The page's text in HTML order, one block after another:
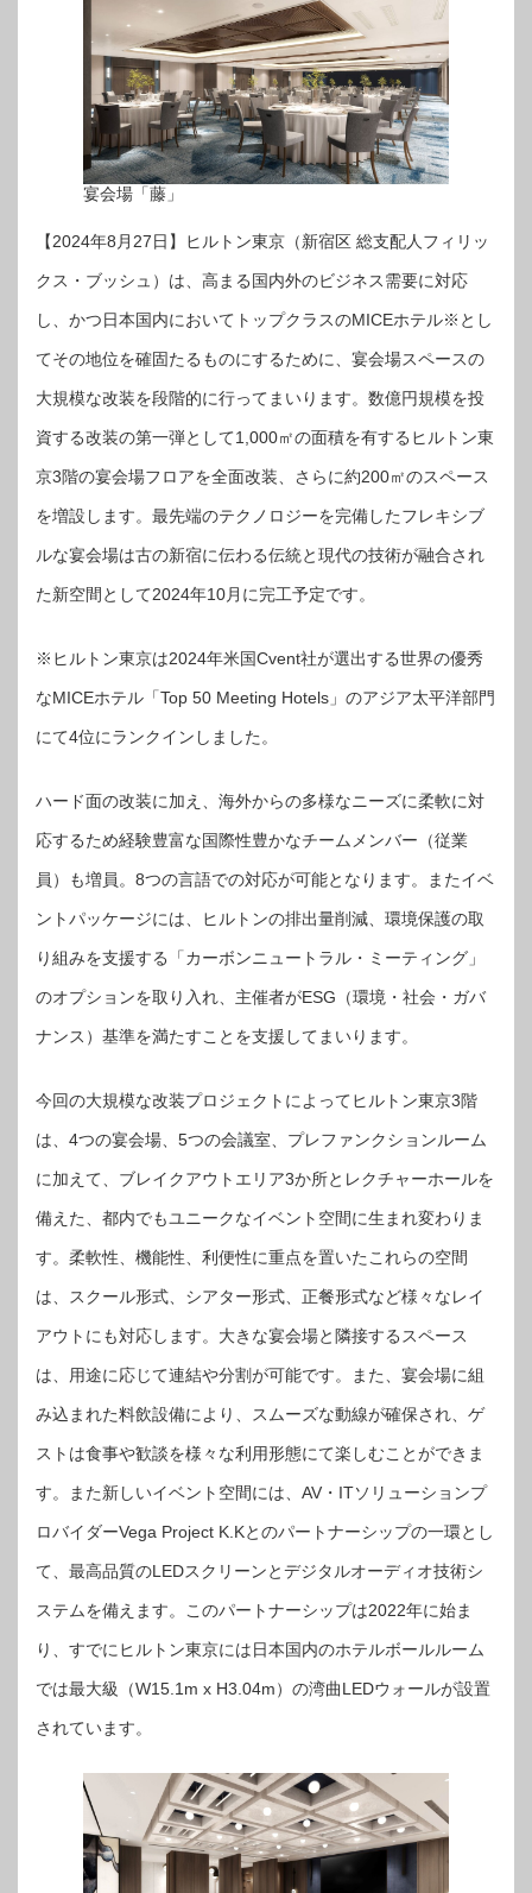
宴会場「藤」
【2024年8月27日】ヒルトン東京（新宿区 総支配人フィリッ
クス・ブッシュ）は、高まる国内外のビジネス需要に対応
し、かつ日本国内においてトップクラスのMICEホテル※とし
てその地位を確固たるものにするために、宴会場スペースの
大規模な改装を段階的に行ってまいります。数億円規模を投
資する改装の第一弾として1,000㎡の面積を有するヒルトン東
京3階の宴会場フロアを全面改装、さらに約200㎡のスペース
を増設します。最先端のテクノロジーを完備したフレキシブ
ルな宴会場は古の新宿に伝わる伝統と現代の技術が融合され
た新空間として2024年10月に完工予定です。
※ヒルトン東京は2024年米国Cvent社が選出する世界の優秀
なMICEホテル「Top 50 Meeting Hotels」のアジア太平洋部門
にて4位にランクインしました。
ハード面の改装に加え、海外からの多様なニーズに柔軟に対
応するため経験豊富な国際性豊かなチームメンバー（従業
員）も増員。8つの言語での対応が可能となります。またイベ
ントパッケージには、ヒルトンの排出量削減、環境保護の取
り組みを支援する「カーボンニュートラル・ミーティング」
のオプションを取り入れ、主催者がESG（環境・社会・ガバ
ナンス）基準を満たすことを支援してまいります。
今回の大規模な改装プロジェクトによってヒルトン東京3階
は、4つの宴会場、5つの会議室、プレファンクションルーム
に加えて、ブレイクアウトエリア3か所とレクチャーホールを
備えた、都内でもユニークなイベント空間に生まれ変わりま
す。柔軟性、機能性、利便性に重点を置いたこれらの空間
は、スクール形式、シアター形式、正餐形式など様々なレイ
アウトにも対応します。大きな宴会場と隣接するスペース
は、用途に応じて連結や分割が可能です。また、宴会場に組
み込まれた料飲設備により、スムーズな動線が確保され、ゲ
ストは食事や歓談を様々な利用形態にて楽しむことができま
す。また新しいイベント空間には、AV・ITソリューションプ
ロバイダーVega Project K.Kとのパートナーシップの一環とし
て、最高品質のLEDスクリーンとデジタルオーディオ技術シ
ステムを備えます。このパートナーシップは2022年に始ま
り、すでにヒルトン東京には日本国内のホテルボールルーム
では最大級（W15.1m x H3.04m）の湾曲LEDウォールが設置
されています。